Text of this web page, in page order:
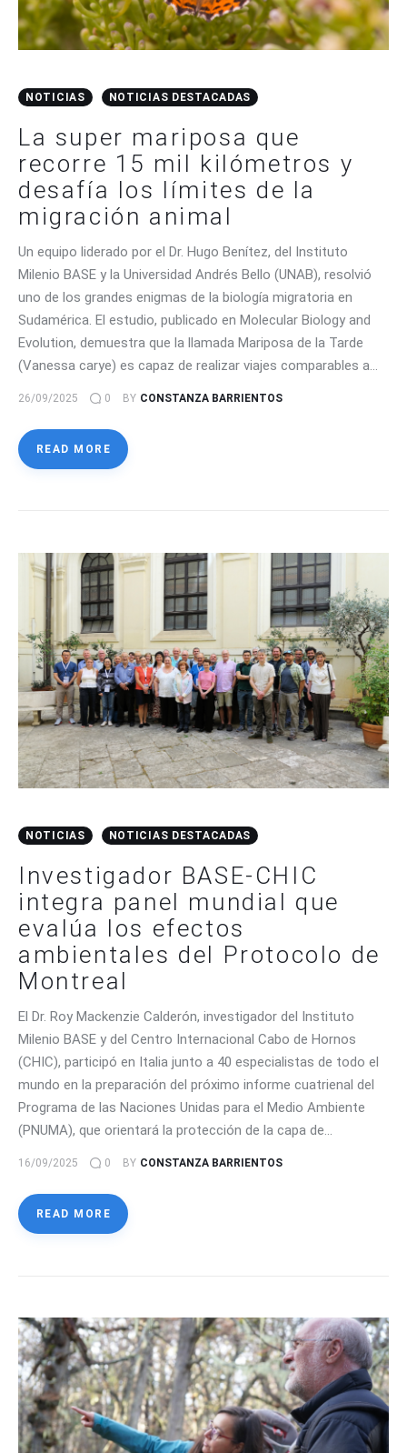
NOTICIAS NOTICIAS DESTACADAS
La super mariposa que
recorre 15 mil kilómetros y
desafía los límites de la
migración animal
Un equipo liderado por el Dr. Hugo Benítez, del Instituto
Milenio BASE y la Universidad Andrés Bello (UNAB), resolvió
uno de los grandes enigmas de la biología migratoria en
Sudamérica. El estudio, publicado en Molecular Biology and
Evolution, demuestra que la llamada Mariposa de la Tarde
(Vanessa carye) es capaz de realizar viajes comparables a…
26/09/2025 0 BY CONSTANZA BARRIENTOS
READ MORE
NOTICIAS NOTICIAS DESTACADAS
Investigador BASE-CHIC
integra panel mundial que
evalúa los efectos
ambientales del Protocolo de
Montreal
El Dr. Roy Mackenzie Calderón, investigador del Instituto
Milenio BASE y del Centro Internacional Cabo de Hornos
(CHIC), participó en Italia junto a 40 especialistas de todo el
mundo en la preparación del próximo informe cuatrienal del
Programa de las Naciones Unidas para el Medio Ambiente
(PNUMA), que orientará la protección de la capa de…
16/09/2025 0 BY CONSTANZA BARRIENTOS
READ MORE